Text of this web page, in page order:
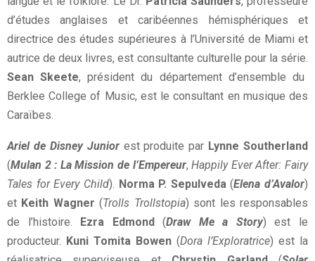
d’études anglaises et caribéennes hémisphériques et
directrice des études supérieures à l’Université de Miami et
autrice de deux livres, est consultante culturelle pour la série.
Sean Skeete, président du département d’ensemble du
Berklee College of Music, est le consultant en musique des
Caraïbes.
Ariel de Disney Junior est produite par Lynne Southerland
(Mulan 2 : La Mission de l’Empereur,Happily Ever After: Fairy
Tales for Every Child). Norma P. Sepulveda(Elena d’Avalor)
et Keith Wagner (Trolls Trollstopia) sont les responsables
de l’histoire. Ezra Edmond(Draw Me a Story) est le
producteur. Kuni Tomita Bowen (Dora l’Exploratrice) est la